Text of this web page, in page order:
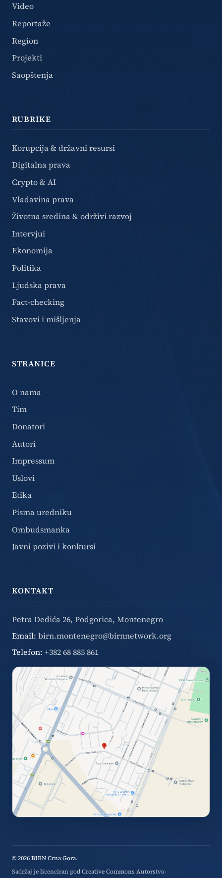
Video
Reportaže
Region
Projekti
Saopštenja
RUBRIKE
Korupcija & državni resursi
Digitalna prava
Crypto & AI
Vladavina prava
Životna sredina & održivi razvoj
Intervjui
Ekonomija
Politika
Ljudska prava
Fact-checking
Stavovi i mišljenja
STRANICE
O nama
Tim
Donatori
Autori
Impressum
Uslovi
Etika
Pisma uredniku
Ombudsmanka
Javni pozivi i konkursi
KONTAKT
Petra Dedića 26, Podgorica, Montenegro
Email: birn.montenegro@birnnetwork.org
Telefon: +382 68 885 861
© 2026 BIRN Crna Gora.
Sadržaj je licenciran podCreative Commons Autorstvo-